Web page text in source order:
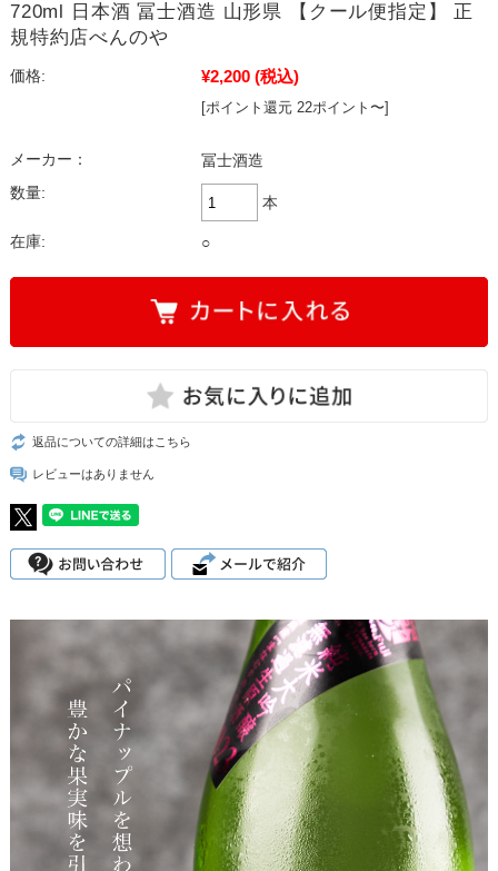
720ml 日本酒 冨士酒造 山形県 【クール便指定】 正
規特約店べんのや
価格: ¥2,200 (税込)
[ポイント還元 22ポイント〜]
メーカー：
冨士酒造
数量:
本
在庫: ○
返品についての詳細はこちら
レビューはありません